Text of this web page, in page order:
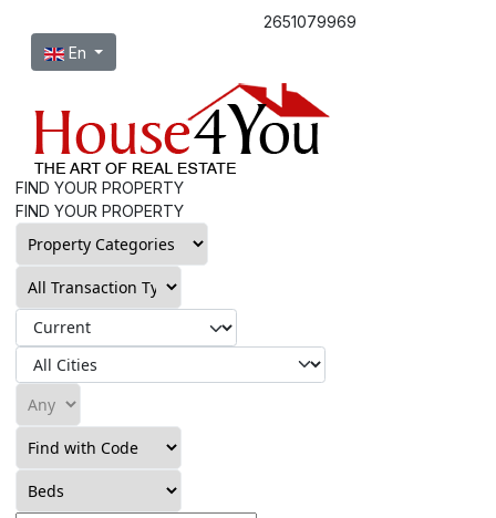
2651079969
Select your language
En
FIND YOUR PROPERTY
FIND YOUR PROPERTY